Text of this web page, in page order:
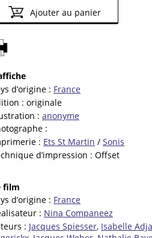
Ajouter au panier
d’origine : France
: originale
: anonyme
:
: Ets St Martin / Sonis
d’impression : Offset
film
d’origine : France
: Nina Companeez
: Jacques Spiesser, Isabelle